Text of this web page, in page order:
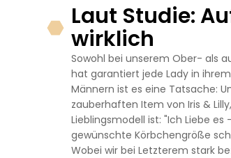
Laut Studie:
wirklich
Sowohl bei unserem Ober- als
hat garantiert jede Lady in
Männern ist es eine Tatsache:
zauberhaften Item von Iris &
Lieblingsmodell ist: "Ich Liebe
gewünschte Körbchengröße
Wobei wir bei Letzterem stark